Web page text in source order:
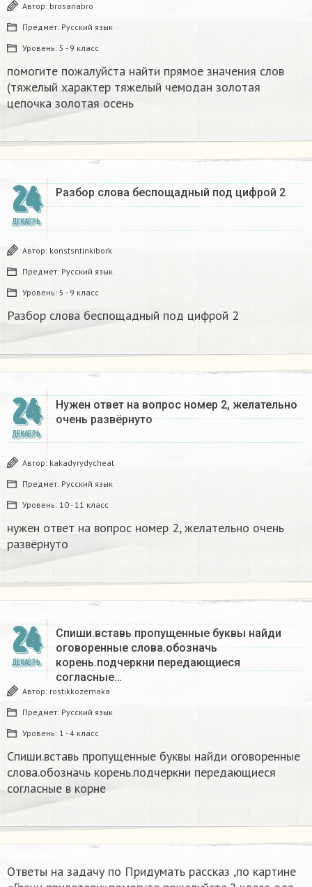
Автор: brosanabro
Предмет: Русский язык
Уровень: 5 - 9 класс
помогите пожалуйста найти прямое значения слов
(тяжелый характер тяжелый чемодан золотая
цепочка золотая осень
24
ДЕКАБРЬ
Разбор слова беспощадный под цифрой 2
Автор: konstsntinkibork
Предмет: Русский язык
Уровень: 5 - 9 класс
Разбор слова беспощадный под цифрой 2
24
ДЕКАБРЬ
Нужен ответ на вопрос номер 2, желательно
очень развёрнуто
Автор: kakadyrydycheat
Предмет: Русский язык
Уровень: 10 - 11 класс
нужен ответ на вопрос номер 2, желательно очень
развёрнуто
24
ДЕКАБРЬ
Спиши.вставь пропущенные буквы найди
оговоренные слова.обозначь
корень.подчеркни передающиеся
согласные…
Автор: rostikkozemaka
Предмет: Русский язык
Уровень: 1 - 4 класс
Спиши.вставь пропущенные буквы найди оговоренные
слова.обозначь корень.подчеркни передающиеся
согласные в корне
Ответы на задачу по Придумать рассказ ,по картине